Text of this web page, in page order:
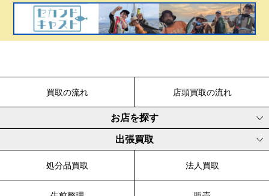
買取の流れ 店頭買取の流れ
お店を探す
出張買取
処分品買取 法人買取